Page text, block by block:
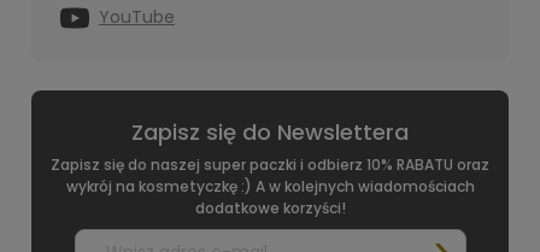
YouTube
Zapisz się do Newslettera
Zapisz się do naszej super paczki i odbierz 10% RABATU oraz
wykrój na kosmetyczkę :) A w kolejnych wiadomościach
dodatkowe korzyści!